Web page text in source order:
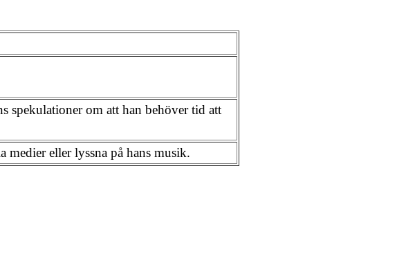
spekulationer om att han behöver tid att
medier eller lyssna på hans musik.